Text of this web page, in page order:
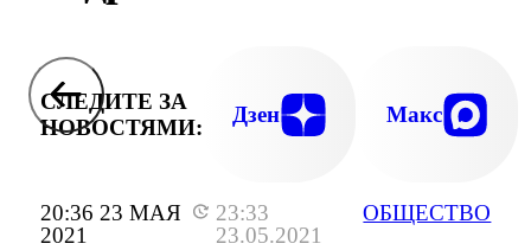
20:36 23 МАЯ
2021
23:33
23.05.2021
ОБЩЕСТВО
СЛЕДИТЕ ЗА
НОВОСТЯМИ:
Дзен Макс